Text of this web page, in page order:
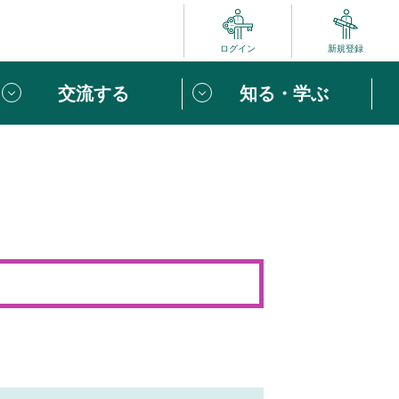
ログイン 新規登録
めての方へ
けたい６つのこと
交流する 知る・学ぶ
ュー
の一歩